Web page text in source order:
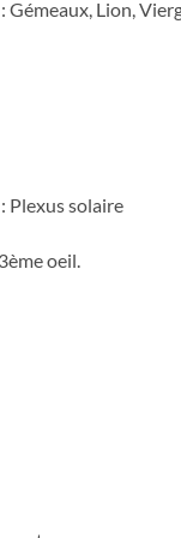
: Gémeaux, Lion,
: Plexus solaire
oeil.